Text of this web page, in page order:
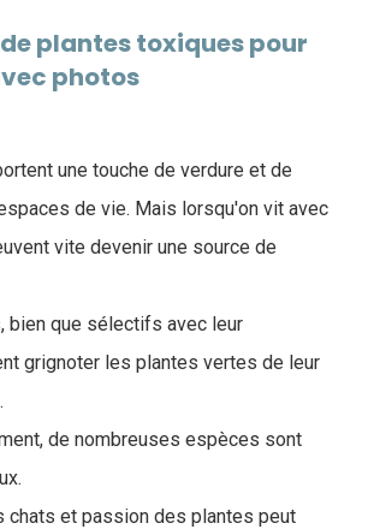
​plantes toxiques pour
photos
une touche de verdure et de
de vie. Mais lorsqu'on vit avec
vite devenir une source de
bien que sélectifs avec leur
grignoter les plantes vertes de leur
de nombreuses espèces sont
chats et passion des plantes peut